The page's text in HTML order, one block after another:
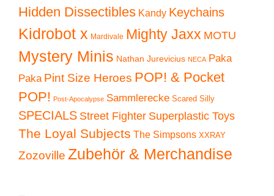
Hidden Dissectibles Kandy Keychains
Kidrobot x Mardivale Mighty Jaxx MOTU
Mystery Minis Nathan Jurevicius NECA Paka
Paka Pint Size Heroes POP! & Pocket
POP! Post-Apocalypse Sammlerecke Scared Silly
SPECIALS Street Fighter Superplastic Toys
The Loyal Subjects The Simpsons XXRAY
Zozoville Zubehör & Merchandise